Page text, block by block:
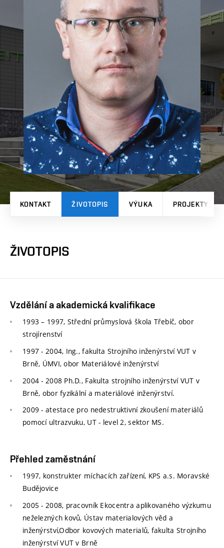
KONTAKT ŽIVOTOPIS VÝUKA PROJEKTY
ŽIVOTOPIS
Vzdělání a akademická kvalifikace
1993 – 1997, Střední průmyslová škola Třebíč, obor
strojírenství
1997 - 2004, Ing., fakulta Strojního inženýrství VUT v
Brně, ÚMVI, obor Materiálové inženýrství
2004 - 2008 Ph.D., Fakulta strojního inženýrství VUT v
Brně, obor fyzikální a materiálové inženýrství.
2009 - atestace pro nedestruktivní zkoušení materiálů
pomocí ultrazvuku, UT - level 2, sektor MS.
Přehled zaměstnání
1997, konstrukter míchacích zařízení, KPS a.s. Moravské
Budějovice
2005 - 2008, pracovník Ekocentra aplikovaného výzkumu
neželezných kovů, Ústav materialových věd a
inženýrství,Odbor kovových materialů, fakulta Strojního
inženýrství VUT v Brně